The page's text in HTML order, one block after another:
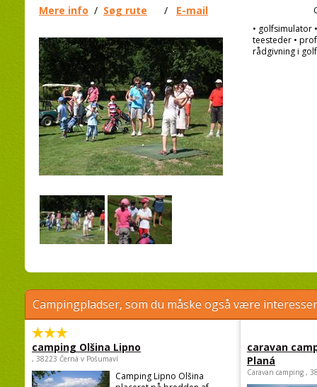
Mere info / Søg rute / E-mail
• golfsimulator
teesteder •
rådgivning i
Campingpladser, som du måske også være
camping Olšina Lipno
, 38223 Černá v Pošumaví
Camping Lipno Olšina
caravan
Planá
Caravan camping ,